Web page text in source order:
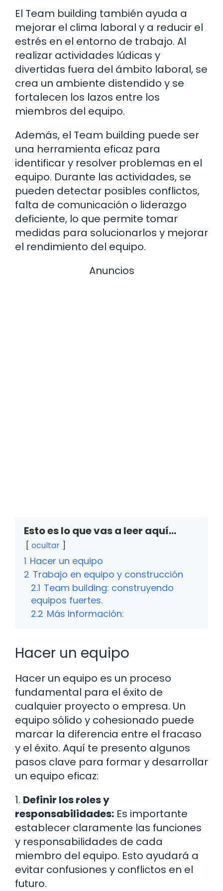
El Team building también ayuda a
mejorar el clima laboral y a reducir el
estrés en el entorno de trabajo. Al
realizar actividades lúdicas y
divertidas fuera del ámbito laboral, se
crea un ambiente distendido y se
fortalecen los lazos entre los
miembros del equipo.
Además, el Team building puede ser
una herramienta eficaz para
identificar y resolver problemas en el
equipo. Durante las actividades, se
pueden detectar posibles conflictos,
falta de comunicación o liderazgo
deficiente, lo que permite tomar
medidas para solucionarlos y mejorar
el rendimiento del equipo.
Anuncios
Esto es lo que vas a leer aquí...
ocultar
1 Hacer un equipo
2 Trabajo en equipo y construcción
2.1 Team building: construyendo
equipos fuertes.
2.2 Más Información:
Hacer un equipo
Hacer un equipo es un proceso
fundamental para el éxito de
cualquier proyecto o empresa. Un
equipo sólido y cohesionado puede
marcar la diferencia entre el fracaso
y el éxito. Aquí te presento algunos
pasos clave para formar y desarrollar
un equipo eficaz:
1. Definir los roles y
responsabilidades: Es importante
establecer claramente las funciones
y responsabilidades de cada
miembro del equipo. Esto ayudará a
evitar confusiones y conflictos en el
futuro.